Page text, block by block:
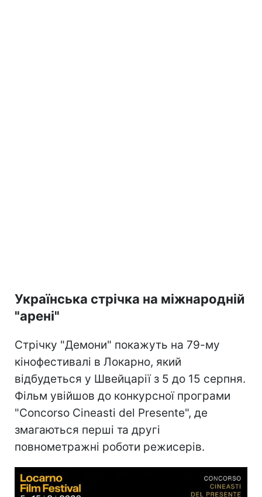
Українська стрічка на міжнародній
"арені"
Стрічку "Демони" покажуть на 79-му
кінофестивалі в Локарно, який
відбудеться у Швейцарії з 5 до 15 серпня.
Фільм увійшов до конкурсної програми
"Concorso Cineasti del Presente", де
змагаються перші та другі
повнометражні роботи режисерів.